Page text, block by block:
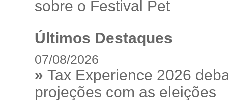
sobre o Festival Pet
Últimos Destaques
07/08/2026
» Tax Experience 2026
projeções com as eleições